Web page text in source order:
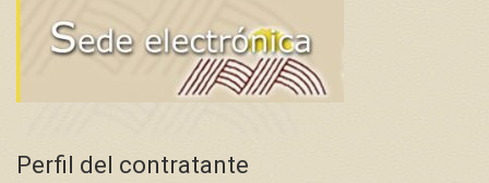
Perfil del contratante